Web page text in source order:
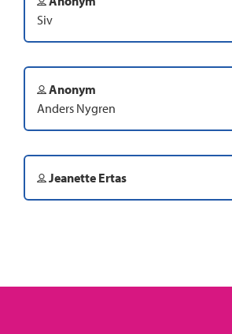
Siv
Anonym
Anders Nygren
Jeanette Ertas